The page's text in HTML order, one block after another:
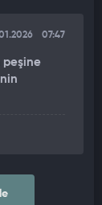
07:47
peşine